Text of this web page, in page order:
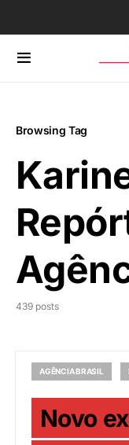
Browsing Tag
439 posts
AGÊNCIA BRASIL
Novo